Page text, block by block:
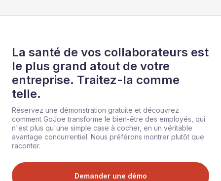
La santé de vos collaborateurs est
le plus grand atout de votre
entreprise. Traitez-la comme
telle.
Réservez une démonstration gratuite et découvrez
comment GoJoe transforme le bien-être des employés, qui
n'est plus qu'une simple case à cocher, en un véritable
avantage concurrentiel. Nous préférons montrer plutôt que
raconter.
Demander une démo